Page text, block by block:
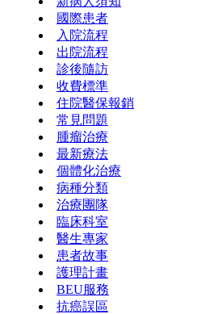
國際患者
入院流程
出院流程
診後隨訪
收費標準
住院醫保報銷
常見問題
腫瘤治療
最新療法
個體化治療
病種分類
治療團隊
臨床科室
醫生專家
患者故事
護理計畫
BEU服務
抗癌誤區